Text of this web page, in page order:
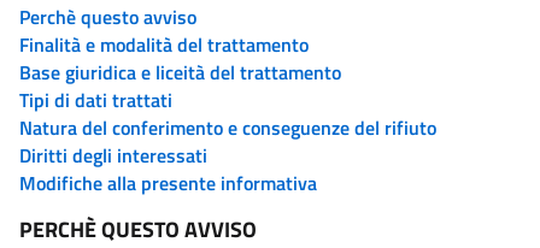
Perchè questo avviso
Finalità e modalità del trattamento
Base giuridica e liceità del trattamento
Tipi di dati trattati
Natura del conferimento e conseguenze del rifiuto
Diritti degli interessati
Modifiche alla presente informativa
PERCHÈ QUESTO AVVISO